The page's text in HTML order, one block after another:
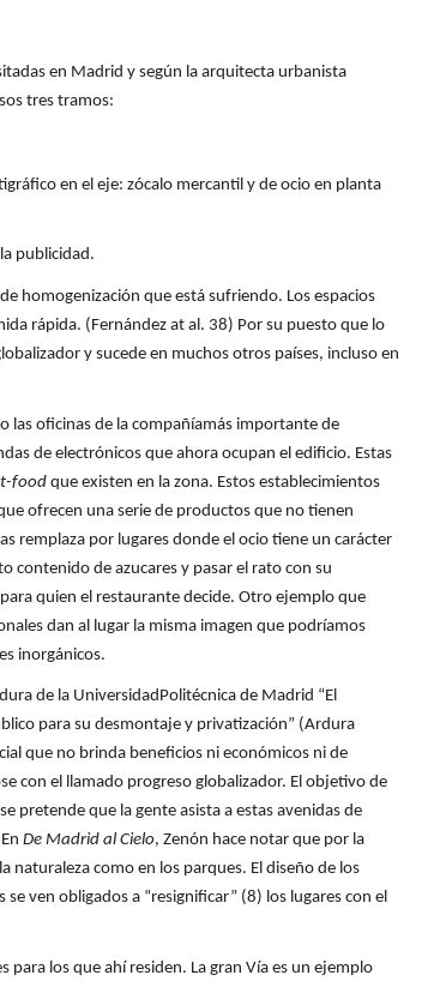
en Madrid y según la arquitecta urbanista
tres tramos:
en el eje: zócalo mercantil y de ocio en planta
publicidad.
homogenización que está sufriendo. Los espacios
rápida. (Fernández at al. 38) Por su puesto que lo
y sucede en muchos otros países, incluso en
las oficinas de la compañíamás importante de
de electrónicos que ahora ocupan el edificio. Estas
foodque existen en la zona. Estos establecimientos
ofrecen una serie de productos que no tienen
remplaza por lugares donde el ocio tiene un carácter
contenido de azucares y pasar el rato con su
quien el restaurante decide. Otro ejemplo que
dan al lugar la misma imagen que podríamos
inorgánicos.
de la UniversidadPolitécnica de Madrid “El
para su desmontaje y privatización” (Ardura
que no brinda beneficios ni económicos ni de
con el llamado progreso globalizador. El objetivo de
pretende que la gente asista a estas avenidas de
De Madrid al Cielo, Zenón hace notar que por la
naturaleza como en los parques. El diseño de los
ven obligados a “resignificar” (8) los lugares con el
para los que ahí residen. La gran Vía es un ejemplo